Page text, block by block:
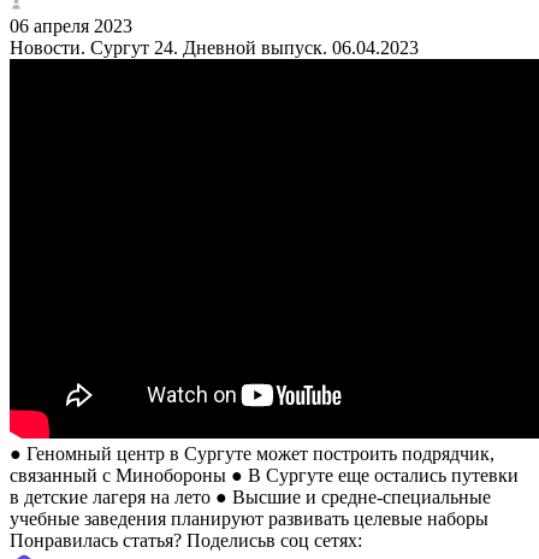
06 апреля 2023
Новости. Сургут 24. Дневной выпуск. 06.04.2023
● Геномный центр в Сургуте может построить подрядчик,
связанный с Минобороны ● В Сургуте еще остались путевки
в детские лагеря на лето ● Высшие и средне-специальные
учебные заведения планируют развивать целевые наборы
Понравилась статья? Поделиcьв соц сетях: